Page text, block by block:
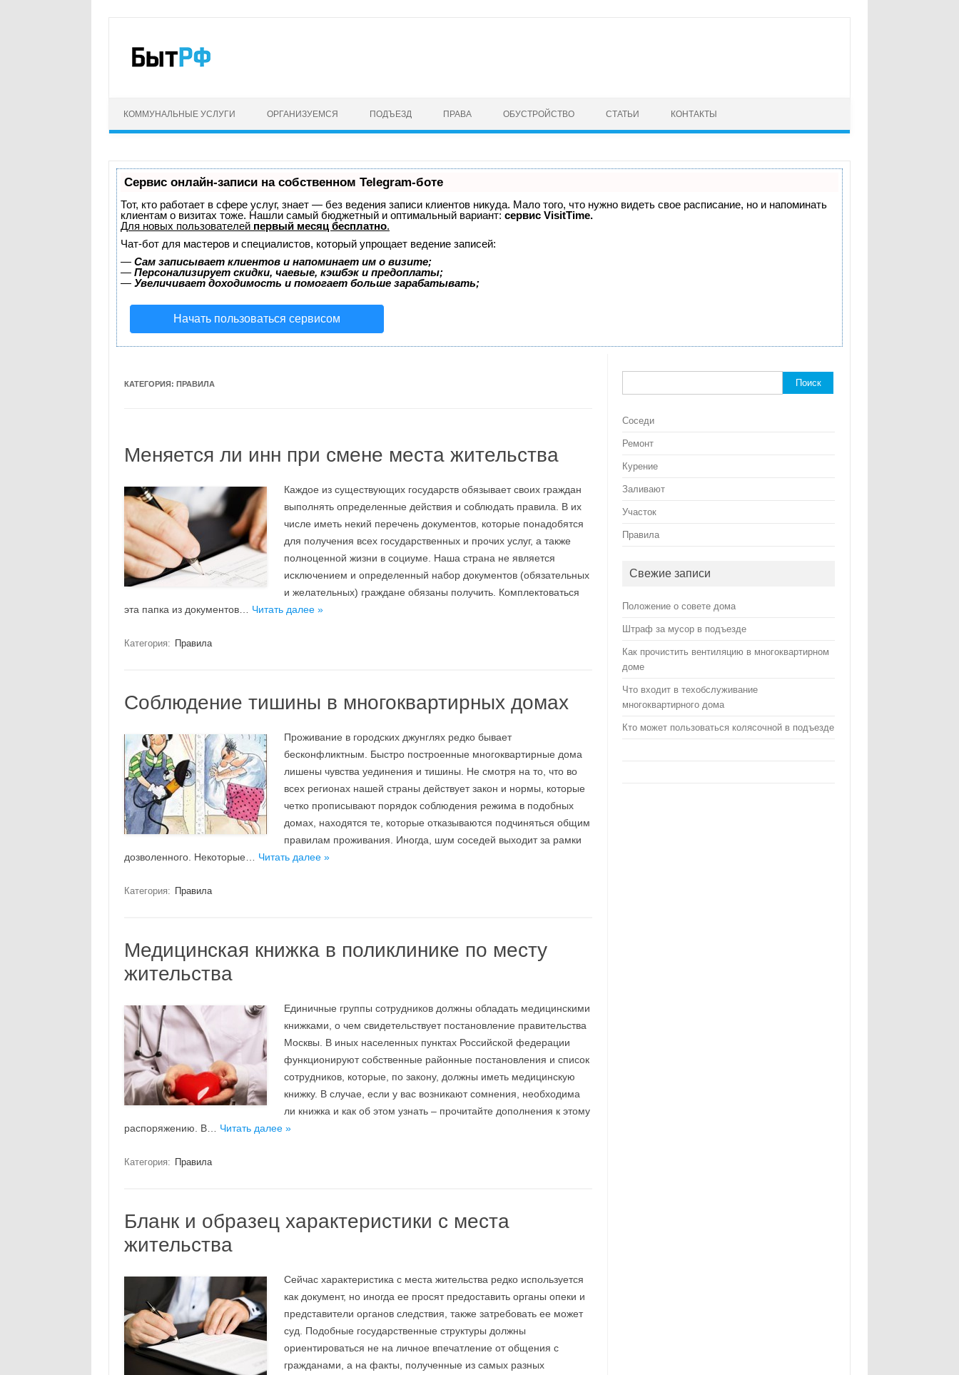
КОММУНАЛЬНЫЕ УСЛУГИ ОРГАНИЗУЕМСЯ ПОДЪЕЗД ПРАВА ОБУСТРОЙСТВО СТАТЬИ КОНТАКТЫ
Сервис онлайн-записи на собственном Telegram-боте
Тот, кто работает в сфере услуг, знает — без ведения записи клиентов никуда. Мало того, что нужно видеть свое расписание, но и напоминать
клиентам о визитах тоже. Нашли самый бюджетный и оптимальный вариант: сервис VisitTime.
Для новых пользователей первый месяц бесплатно.
Чат-бот для мастеров и специалистов, который упрощает ведение записей:
— Сам записывает клиентов и напоминает им о визите;
— Персонализирует скидки, чаевые, кэшбэк и предоплаты;
— Увеличивает доходимость и помогает больше зарабатывать;
Начать пользоваться сервисом
КАТЕГОРИЯ: ПРАВИЛА
Меняется ли инн при смене места жительства
Каждое из существующих государств обязывает своих граждан
выполнять определенные действия и соблюдать правила. В их
числе иметь некий перечень документов, которые понадобятся
для получения всех государственных и прочих услуг, а также
полноценной жизни в социуме. Наша страна не является
исключением и определенный набор документов (обязательных
и желательных) граждане обязаны получить. Комплектоваться
эта папка из документов… Читать далее »
Категория: Правила
Соблюдение тишины в многоквартирных домах
Проживание в городских джунглях редко бывает
бесконфликтным. Быстро построенные многоквартирные дома
лишены чувства уединения и тишины. Не смотря на то, что во
всех регионах нашей страны действует закон и нормы, которые
четко прописывают порядок соблюдения режима в подобных
домах, находятся те, которые отказываются подчиняться общим
правилам проживания. Иногда, шум соседей выходит за рамки
дозволенного. Некоторые… Читать далее »
Категория: Правила
Медицинская книжка в поликлинике по месту
жительства
Единичные группы сотрудников должны обладать медицинскими
книжками, о чем свидетельствует постановление правительства
Москвы. В иных населенных пунктах Российской федерации
функционируют собственные районные постановления и список
сотрудников, которые, по закону, должны иметь медицинскую
книжку. В случае, если у вас возникают сомнения, необходима
ли книжка и как об этом узнать – прочитайте дополнения к этому
распоряжению. В… Читать далее »
Категория: Правила
Бланк и образец характеристики с места
жительства
Сейчас характеристика с места жительства редко используется
как документ, но иногда ее просят предоставить органы опеки и
представители органов следствия, также затребовать ее может
суд. Подобные государственные структуры должны
ориентироваться не на личное впечатление от общения с
гражданами, а на факты, полученные из самых разных
Соседи
Ремонт
Курение
Заливают
Участок
Правила
Свежие записи
Положение о совете дома
Штраф за мусор в подъезде
Как прочистить вентиляцию в многоквартирном
доме
Что входит в техобслуживание
многоквартирного дома
Кто может пользоваться колясочной в подъезде